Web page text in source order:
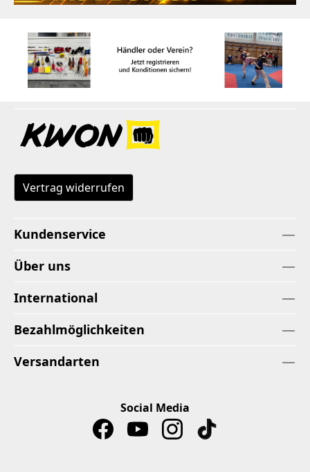
Vertrag widerrufen
Kundenservice
Über uns
International
Bezahlmöglichkeiten
Versandarten
Social Media